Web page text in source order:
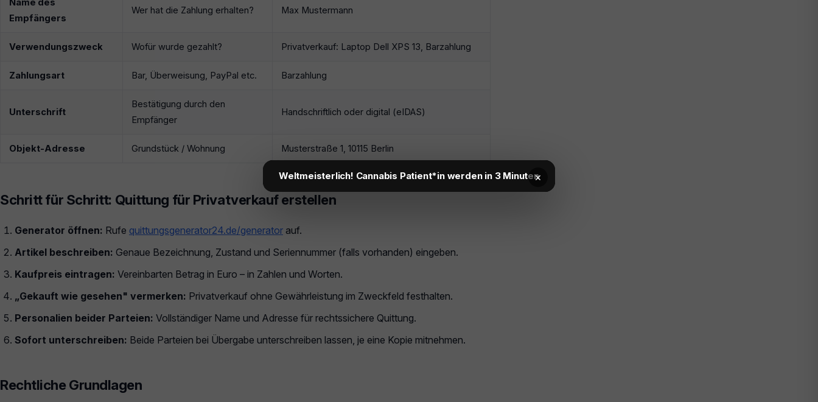
Name des
Empfängers
Wer hat die Zahlung erhalten? Max Mustermann
Verwendungszweck Wofür wurde gezahlt? Privatverkauf: Laptop Dell XPS 13, Barzahlung
Zahlungsart Bar, Überweisung, PayPal etc. Barzahlung
Unterschrift
Bestätigung durch den
Empfänger
Handschriftlich oder digital (eIDAS)
Objekt-Adresse Grundstück / Wohnung Musterstraße 1, 10115 Berlin
Schritt für Schritt: Quittung für Privatverkauf erstellen
Generator öffnen: Rufe quittungsgenerator24.de/generator auf.
Artikel beschreiben: Genaue Bezeichnung, Zustand und Seriennummer (falls vorhanden) eingeben.
Kaufpreis eintragen: Vereinbarten Betrag in Euro – in Zahlen und Worten.
„Gekauft wie gesehen" vermerken: Privatverkauf ohne Gewährleistung im Zweckfeld festhalten.
Personalien beider Parteien: Vollständiger Name und Adresse für rechtssichere Quittung.
Sofort unterschreiben: Beide Parteien bei Übergabe unterschreiben lassen, je eine Kopie mitnehmen.
Rechtliche Grundlagen
Weltmeisterlich! Cannabis Patient*in werden in 3 Minuten
×